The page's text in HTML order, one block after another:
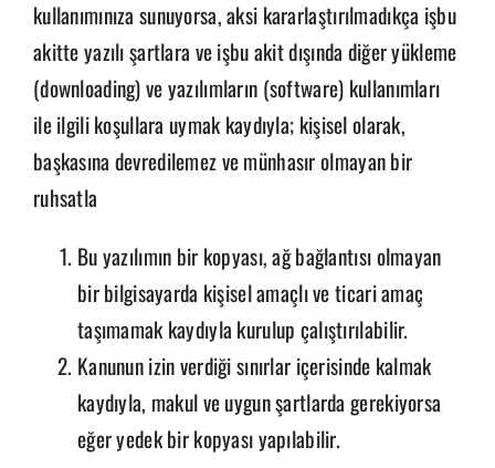
kullanımınıza sunuyorsa, aksi kararlaştırılmadıkça işbu
akitte yazılı şartlara ve işbu akit dışında diğer yükleme
(downloading) ve yazılımların (software) kullanımları
ile ilgili koşullara uymak kaydıyla; kişisel olarak,
başkasına devredilemez ve münhasır olmayan bir
ruhsatla
Bu yazılımın bir kopyası, ağ bağlantısı olmayan
bir bilgisayarda kişisel amaçlı ve ticari amaç
taşımamak kaydıyla kurulup çalıştırılabilir.
Kanunun izin verdiği sınırlar içerisinde kalmak
kaydıyla, makul ve uygun şartlarda gerekiyorsa
eğer yedek bir kopyası yapılabilir.